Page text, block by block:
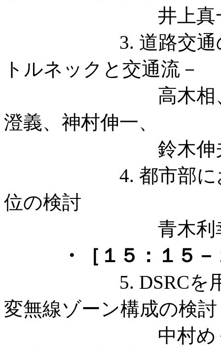
井上真一（Ｒ
3. 道路交通のダ
トルネックと交通流－
高木相、鈴木祥
澄義、神村伸一、
鈴木伸夫（東
4. 都市部におけ
位の検討
青木利幸（日
・［１５：１５
5. DSRCを用い
変無線ゾーン構成の検討
中村めぐみ、